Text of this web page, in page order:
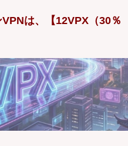
は、【12VPX（30％